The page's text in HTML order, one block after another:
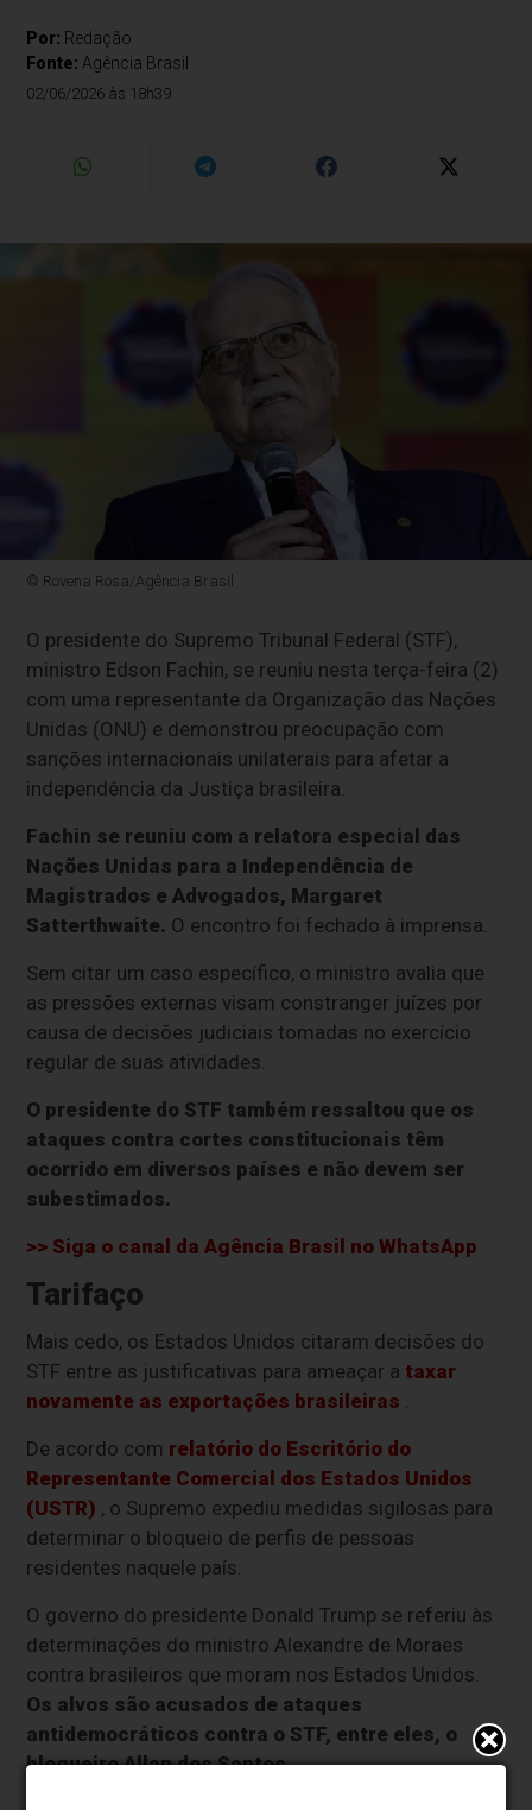
Por: Redação
Fonte: Agência Brasil
02/06/2026 às 18h39
© Rovena Rosa/Agência Brasil
O presidente do Supremo Tribunal Federal (STF),
ministro Edson Fachin, se reuniu nesta terça-feira (2)
com uma representante da Organização das Nações
Unidas (ONU) e demonstrou preocupação com
sanções internacionais unilaterais para afetar a
independência da Justiça brasileira.
Fachin se reuniu com a relatora especial das
Nações Unidas para a Independência de
Magistrados e Advogados, Margaret
Satterthwaite. O encontro foi fechado à imprensa.
Sem citar um caso específico, o ministro avalia que
as pressões externas visam constranger juízes por
causa de decisões judiciais tomadas no exercício
regular de suas atividades.
O presidente do STF também ressaltou que os
ataques contra cortes constitucionais têm
ocorrido em diversos países e não devem ser
subestimados.
>> Siga o canal daAgência Brasil no WhatsApp
Tarifaço
Mais cedo, os Estados Unidos citaram decisões do
STF entre as justificativas para ameaçar a taxar
novamente as exportações brasileiras .
De acordo com relatório do Escritório do
Representante Comercial dos Estados Unidos
(USTR) , o Supremo expediu medidas sigilosas para
determinar o bloqueio de perfis de pessoas
residentes naquele país.
O governo do presidente Donald Trump se referiu às
determinações do ministro Alexandre de Moraes
contra brasileiros que moram nos Estados Unidos.
Os alvos são acusados de ataques
antidemocráticos contra o STF, entre eles, o
blogueiro Allan dos Santos.